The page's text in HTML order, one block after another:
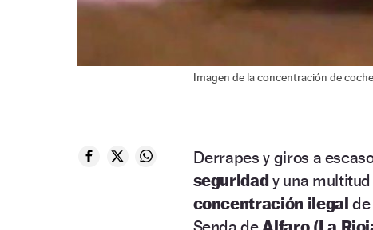
Imagen de la concentración de
Derrapes y giros a
seguridady una
concentración ilegal